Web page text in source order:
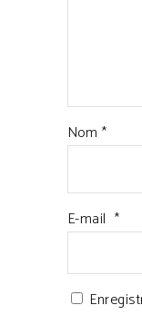
Nom *
E-mail *